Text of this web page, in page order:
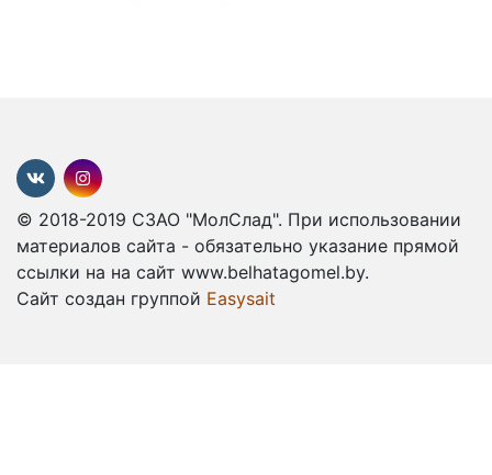
© 2018-2019 СЗАО "МолСлад". При использовании
материалов сайта - обязательно указание прямой
ссылки на на сайт www.belhatagomel.by.
Сайт создан группой Easysait